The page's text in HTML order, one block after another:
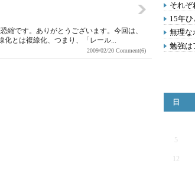
縮です。ありがとうございます。今回は、
化とは複線化、つまり、「レール...
2009/02/20 Comment(6)
それぞ
15年
無理な
勉強は
日
5
12